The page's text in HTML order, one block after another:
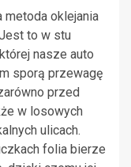
metoda oklejania
to w stu
nasze auto
sporą przewagę
przed
w losowych
ulicach.
folia bierze